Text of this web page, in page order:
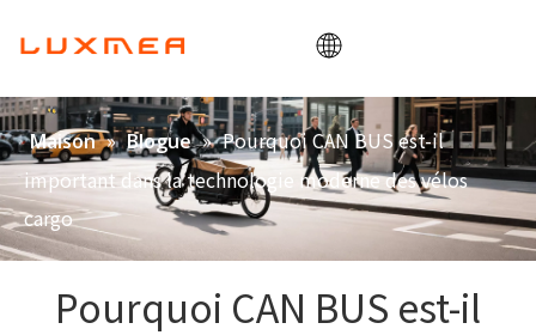
Maison
Entreprise
Vélo cargo
Utilitaire
ODM/OEM
Maison » Blogue » Pourquoi CAN BUS est-il
important dans la technologie moderne des vélos
cargo
Pourquoi CAN BUS est-il